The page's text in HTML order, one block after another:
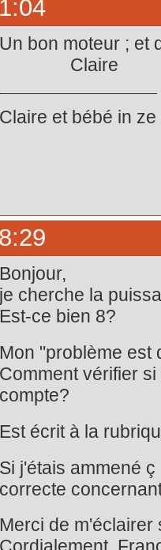
Un bon moteur ; et
Claire
Claire et bébé in
Bonjour,
je cherche la
Est-ce bien 8?
Mon "problème est
Comment vérifier
compte?
Est écrit à la
Si j'étais ammené
correcte
Merci de m'éclairer